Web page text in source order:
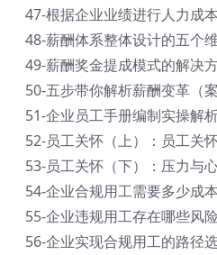
47-根据企业业绩进行人力成
48-薪酬体系整体设计的五个
49-薪酬奖金提成模式的解决
50-五步带你解析薪酬变革（
51-企业员工手册编制实操解
52-员工关怀（上）：员工关
53-员工关怀（下）：压力与
54-企业合规用工需要多少成
55-企业违规用工存在哪些风
56-企业实现合规用工的路径